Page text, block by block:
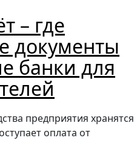
– где
документы
банки для
предприятия хранятся
оплата от